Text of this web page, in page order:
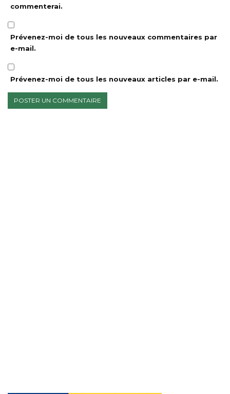
commenterai.
Prévenez-moi de tous les nouveaux commentaires par
e-mail.
Prévenez-moi de tous les nouveaux articles par e-mail.